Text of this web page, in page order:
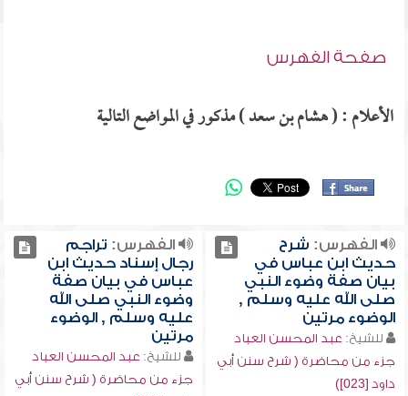
صفحة الفهرس
الأعلام : ( هشام بن سعد ) مذكور في المواضع التالية
الفهرس: شرح
حديث ابن عباس في
بيان صفة وضوء النبي
صلى الله عليه وسلم ,
الوضوء مرتين
للشيخ: عبد المحسن العباد
جزء من محاضرة ( شرح سنن أبي
داود [023])
الفهرس: تراجم
رجال إسناد حديث ابن
عباس في بيان صفة
وضوء النبي صلى الله
عليه وسلم , الوضوء
مرتين
للشيخ: عبد المحسن العباد
جزء من محاضرة ( شرح سنن أبي